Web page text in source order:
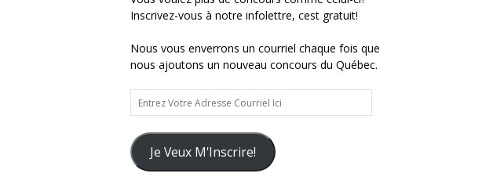
Inscrivez-vous à notre infolettre, cest gratuit!
Nous vous enverrons un courriel chaque fois que
nous ajoutons un nouveau concours du Québec.
Entrez
Votre
Adresse
Courriel
Ici
Je Veux M'Inscrire!